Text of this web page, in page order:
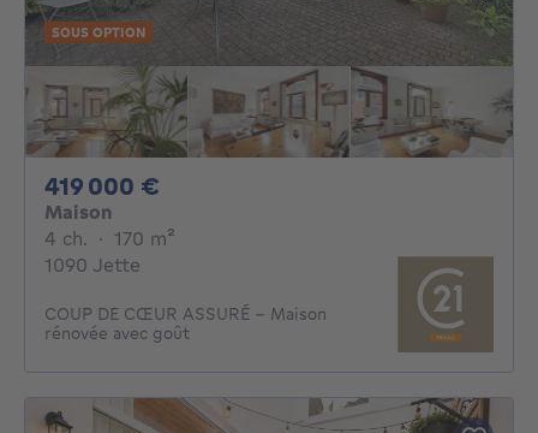
SOUS OPTION
419 000 €
Maison
4 ch. 4 chambres
· 170 m²
1090 Jette
COUP DE CŒUR ASSURÉ – Maison
rénovée avec goût